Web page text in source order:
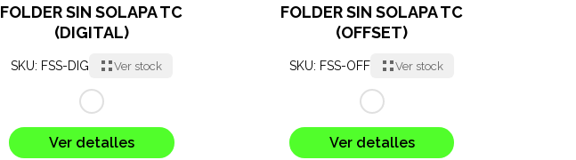
FOLDER SIN SOLAPA TC
(DIGITAL)
SKU: FSS-DIG Ver stock
Ver detalles
FOLDER SIN SOLAPA TC
(OFFSET)
SKU: FSS-OFF Ver stock
Ver detalles